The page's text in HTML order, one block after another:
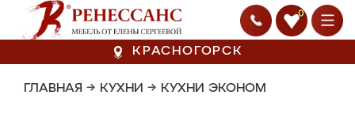
0
КРАСНОГОРСК
ГЛАВНАЯ → КУХНИ → КУХНИ ЭКОНОМ